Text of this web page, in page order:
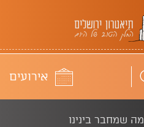
לוח
אירועים
מה שמחבר בינינו